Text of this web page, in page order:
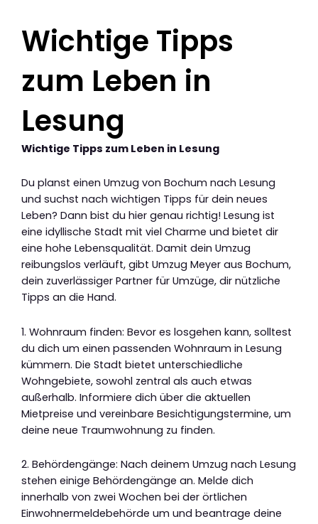
Wichtige Tipps
zum Leben in
Lesung
Wichtige Tipps zum Leben in Lesung
Du planst einen Umzug von Bochum nach Lesung
und suchst nach wichtigen Tipps für dein neues
Leben? Dann bist du hier genau richtig! Lesung ist
eine idyllische Stadt mit viel Charme und bietet dir
eine hohe Lebensqualität. Damit dein Umzug
reibungslos verläuft, gibt Umzug Meyer aus Bochum,
dein zuverlässiger Partner für Umzüge, dir nützliche
Tipps an die Hand.
1. Wohnraum finden: Bevor es losgehen kann, solltest
du dich um einen passenden Wohnraum in Lesung
kümmern. Die Stadt bietet unterschiedliche
Wohngebiete, sowohl zentral als auch etwas
außerhalb. Informiere dich über die aktuellen
Mietpreise und vereinbare Besichtigungstermine, um
deine neue Traumwohnung zu finden.
2. Behördengänge: Nach deinem Umzug nach Lesung
stehen einige Behördengänge an. Melde dich
innerhalb von zwei Wochen bei der örtlichen
Einwohnermeldebehörde um und beantrage deine